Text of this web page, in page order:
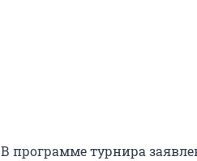
В программе турнира